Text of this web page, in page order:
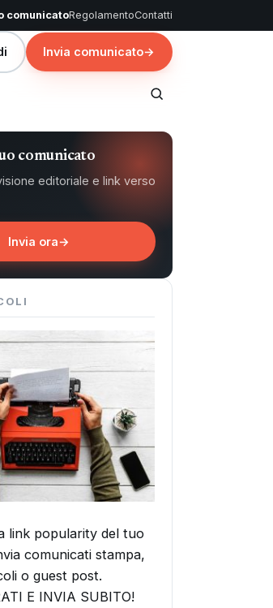
comunicatoRegolamentoContatti
Invia comunicato→
comunicato
editoriale e link verso
Invia ora→
link popularity del tuo
comunicati stampa,
o guest post.
E INVIA SUBITO!